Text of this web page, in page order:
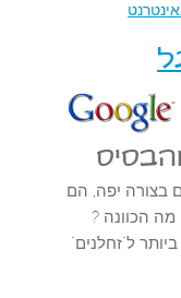
בצורה יפה, הם
מה הכוונה ?
ל"זחלנים"